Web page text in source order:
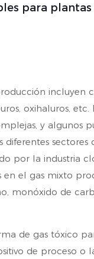
para
incluyen
oxihaluros,
y algunos
por la industria
el gas mixto
monóxido de
de gas tóxico
de proceso o